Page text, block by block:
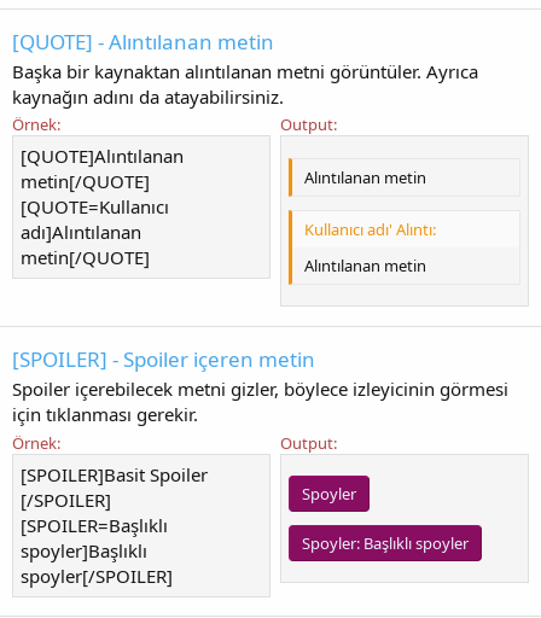
[QUOTE] - Alıntılanan metin
Başka bir kaynaktan alıntılanan metni görüntüler. Ayrıca
kaynağın adını da atayabilirsiniz.
Örnek:
[QUOTE]Alıntılanan
metin[/QUOTE]
[QUOTE=Kullanıcı
adı]Alıntılanan
metin[/QUOTE]
Output:
Alıntılanan metin
Kullanıcı adı' Alıntı:
Alıntılanan metin
[SPOILER] - Spoiler içeren metin
Spoiler içerebilecek metni gizler, böylece izleyicinin görmesi
için tıklanması gerekir.
Örnek:
[SPOILER]Basit Spoiler
[/SPOILER]
[SPOILER=Başlıklı
spoyler]Başlıklı
spoyler[/SPOILER]
Output:
Spoyler
Spoyler: Başlıklı spoyler